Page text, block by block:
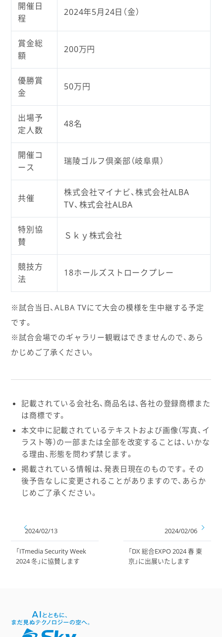
開催日
程
2024年5月24日（金）
賞金総
額
200万円
優勝賞
金
50万円
出場予
定人数
48名
開催コ
ース
瑞陵ゴルフ倶楽部（岐阜県）
共催
株式会社マイナビ、株式会社ALBA
TV、株式会社ALBA
特別協
賛
Ｓｋｙ株式会社
競技方
法
18ホールズストロークプレー
※試合当日、ALBA TVにて大会の模様を生中継する予定
です。
※試合会場でのギャラリー観戦はできませんので、あら
かじめご了承ください。
記載されている会社名、商品名は、各社の登録商標また
は商標です。
本文中に記載されているテキストおよび画像（写真、イ
ラスト等）の一部または全部を改変することは、いかな
る理由、形態を問わず禁じます。
掲載されている情報は、発表日現在のものです。その
後予告なしに変更されることがありますので、あらか
じめご了承ください。
2024/02/13
「ITmedia Security Week
2024 冬」に協賛します
2024/02/06
「DX 総合EXPO 2024 春 東
京」に出展いたします